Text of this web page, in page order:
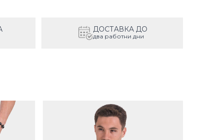
ДОСТАВКА ДО
два работни дни